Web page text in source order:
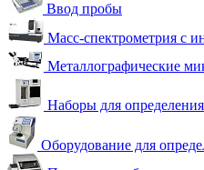
Ввод пробы
Масс-спектрометрия с
Металлографические
Наборы для
Оборудование для